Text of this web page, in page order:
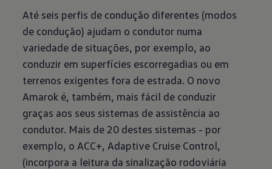
Até seis perfis de condução diferentes (modos
de condução) ajudam o condutor numa
variedade de situações, por exemplo, ao
conduzir em superfícies escorregadias ou em
terrenos exigentes fora de estrada. O novo
Amarok é, também, mais fácil de conduzir
graças aos seus sistemas de assistência ao
condutor. Mais de 20 destes sistemas - por
exemplo, o ACC+, Adaptive Cruise Control,
(incorpora a leitura da sinalização rodoviária